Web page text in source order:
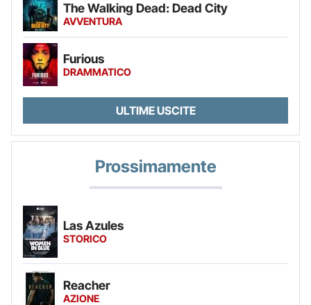
The Walking Dead: Dead City
AVVENTURA
Furious
DRAMMATICO
ULTIME USCITE
Prossimamente
Las Azules
STORICO
Reacher
AZIONE